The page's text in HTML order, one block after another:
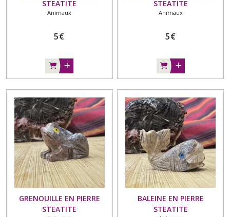
STEATITE
Animaux
5€
STEATITE
Animaux
5€
GRENOUILLE EN PIERRE
STEATITE
BALEINE EN PIERRE
STEATITE